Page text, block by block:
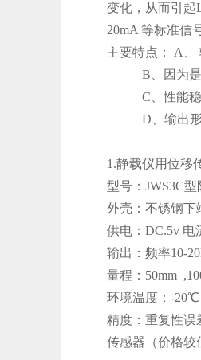
变化，从而引起
20mA 等标准信
主要特点： A、
B、因为是非
C、性能稳定
D、输出形式
1.静载仪用位移
型号：JWS3C
外壳：不锈钢
供电：DC.5v 电
输出：频率10-
量程：50mm
环境温度：-
精度：重复性误
传感器（价格较